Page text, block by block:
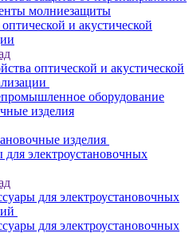
молниезащиты
и акустической
оптической и акустической
оборудование
изделия
изделия
для электроустановочных
для электроустановочных
для электроустановочных